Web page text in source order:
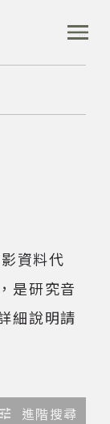
:::
資料代
是研究音
細說明請
進階搜尋